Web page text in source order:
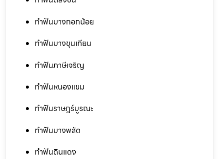
ทำฟันบางกอกน้อย
ทำฟันบางขุนเทียน
ทำฟันภาษีเจริญ
ทำฟันหนองแขม
ทำฟันราษฎร์บูรณะ
ทำฟันบางพลัด
ทำฟันดินแดง